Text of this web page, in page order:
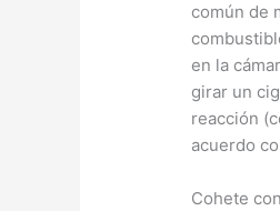
común de
en la
girar un
reacción
acuerdo
Cohete